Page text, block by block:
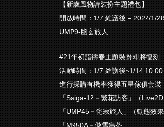
【新歲風物詩裝扮主題禮包】
開放時間：1/7 維護後 – 2022/1/
UMP9-幽玄旅人
#21年初詣禱春主題裝扮即將復刻
活動時間：1/7 維護後~1/14 10:00
進行採購有機率獲得五星傢俱套裝
「Saiga-12－繁花訪客」（Live2D
「UMP45－侘寂旅人」（動態效果
「M950A－傲雪雋茶」